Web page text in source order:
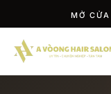
TƯ VẤN